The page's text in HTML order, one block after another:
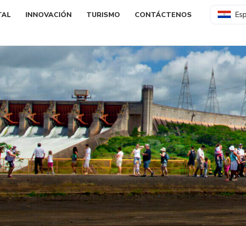
INNOVACIÓN TURISMO CONTÁCTENOS